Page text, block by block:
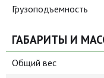
Грузоподъемность
ГАБАРИТЫ И
Общий вес